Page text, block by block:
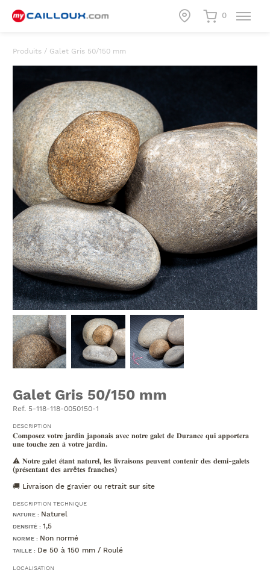
0
Produits / Galet Gris 50/150 mm
Galet Gris 50/150 mm
Ref. 5-118-118-0050150-1
DESCRIPTION
𝐂𝐨𝐦𝐩𝐨𝐬𝐞𝐳 𝐯𝐨𝐭𝐫𝐞 𝐣𝐚𝐫𝐝𝐢𝐧 𝐣𝐚𝐩𝐨𝐧𝐚𝐢𝐬 𝐚𝐯𝐞𝐜 𝐧𝐨𝐭𝐫𝐞 𝐠𝐚𝐥𝐞𝐭 𝐝𝐞 𝐃𝐮𝐫𝐚𝐧𝐜𝐞 𝐪𝐮𝐢 𝐚𝐩𝐩𝐨𝐫𝐭𝐞𝐫𝐚
𝐮𝐧𝐞 𝐭𝐨𝐮𝐜𝐡𝐞 𝐳𝐞𝐧 𝐚̀ 𝐯𝐨𝐭𝐫𝐞 𝐣𝐚𝐫𝐝𝐢𝐧.
⚠️ 𝐍𝐨𝐭𝐫𝐞 𝐠𝐚𝐥𝐞𝐭 𝐞́𝐭𝐚𝐧𝐭 𝐧𝐚𝐭𝐮𝐫𝐞𝐥, 𝐥𝐞𝐬 𝐥𝐢𝐯𝐫𝐚𝐢𝐬𝐨𝐧𝐬 𝐩𝐞𝐮𝐯𝐞𝐧𝐭 𝐜𝐨𝐧𝐭𝐞𝐧𝐢𝐫 𝐝𝐞𝐬 𝐝𝐞𝐦𝐢-𝐠𝐚𝐥𝐞𝐭𝐬
(𝐩𝐫𝐞́𝐬𝐞𝐧𝐭𝐚𝐧𝐭 𝐝𝐞𝐬 𝐚𝐫𝐫ê𝐭𝐞𝐬 𝐟𝐫𝐚𝐧𝐜𝐡𝐞𝐬)
🚚 Livraison de gravier ou retrait sur site
DESCRIPTION TECHNIQUE
NATURE : Naturel
DENSITÉ : 1,5
NORME : Non normé
TAILLE : De 50 à 150 mm / Roulé
LOCALISATION